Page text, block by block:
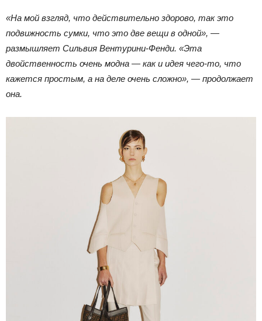
«На мой взгляд, что действительно здорово, так это
подвижность сумки, что это две вещи в одной», —
размышляет Сильвия Вентурини-Фенди. «Эта
двойственность очень модна — как и идея чего-то, что
кажется простым, а на деле очень сложно», — продолжает
она.